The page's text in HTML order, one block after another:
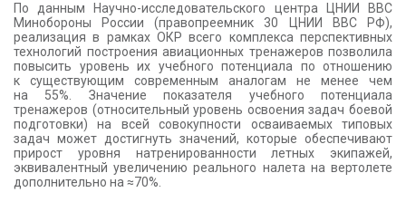
По данным Научно-исследовательского центра ЦНИИ ВВС
Минобороны России (правопреемник 30 ЦНИИ ВВС РФ),
реализация в рамках ОКР всего комплекса перспективных
технологий построения авиационных тренажеров позволила
повысить уровень их учебного потенциала по отношению
к существующим современным аналогам не менее чем
на 55%. Значение показателя учебного потенциала
тренажеров (относительный уровень освоения задач боевой
подготовки) на всей совокупности осваиваемых типовых
задач может достигнуть значений, которые обеспечивают
прирост уровня натренированности летных экипажей,
эквивалентный увеличению реального налета на вертолете
дополнительно на ≈70%.